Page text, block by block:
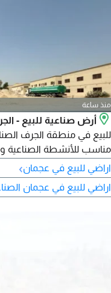
منذ ساعة
مناسب للأنشطة الصناعية
مساحة الأرض 16146 قدم مربع السعر المطلوب 6000000 درهم
اراضي للبيع في عجمان›
اراضي للبيع في عجمان